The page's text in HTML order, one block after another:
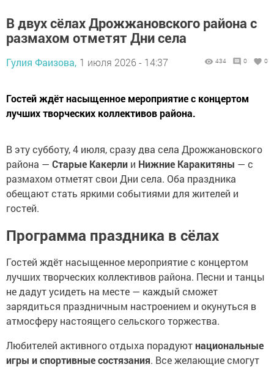
В двух сёлах Дрожжановского района с
размахом отметят Дни села
Гулия Фаизова, 1 июля 2026 - 14:37 434 0 0
Гостей ждёт насыщенное мероприятие с концертом
лучших творческих коллективов района.
В эту субботу, 4 июля, сразу два села Дрожжановского
района — Старые Какерли и Нижние Каракитяны — с
размахом отметят свои Дни села. Оба праздника
обещают стать яркими событиями для жителей и
гостей.
Программа праздника в сёлах
Гостей ждёт насыщенное мероприятие с концертом
лучших творческих коллективов района. Песни и танцы
не дадут усидеть на месте — каждый сможет
зарядиться праздничным настроением и окунуться в
атмосферу настоящего сельского торжества.
Любителей активного отдыха порадуютнациональные
игры и спортивные состязания. Все желающие смогут